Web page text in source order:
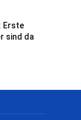
Erste
sind da